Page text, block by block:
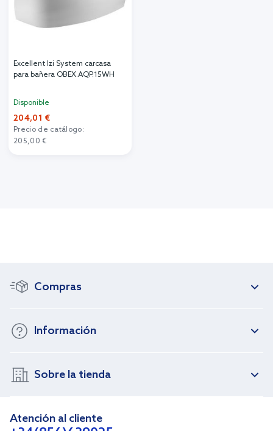
Excellent Izi System carcasa
para bañera OBEX.AQP.15WH
Disponible
204,01 €
Precio de catálogo:
205,00 €
Compras
Información
Sobre la tienda
Atención al cliente